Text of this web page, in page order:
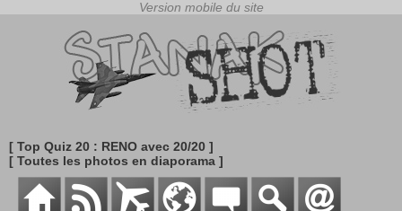
[ Top Quiz 20 : RENO avec 20/20 ]
[ Toutes les photos en diaporama ]